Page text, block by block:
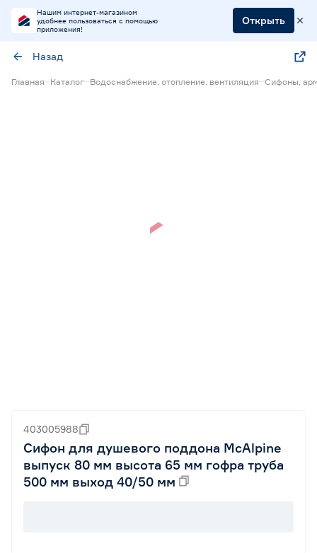
Нашим интернет-магазином
удобнее пользоваться с помощью
приложения!
Открыть
Назад
Главная Каталог Водоснабжение, отопление, вентиляция Сифоны,
403005988
Сифон для душевого поддона MсAlрinе
выпуск 80 мм высота 65 мм гофра труба
500 мм выход 40/50 мм